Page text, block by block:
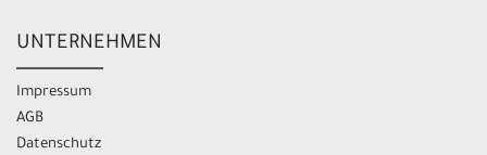
UNTERNEHMEN
Impressum
AGB
Datenschutz